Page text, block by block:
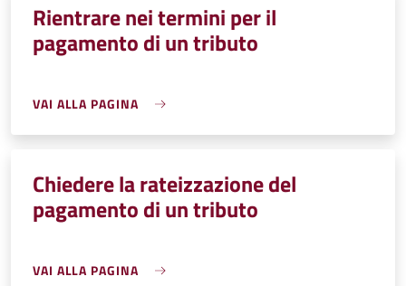
Rientrare nei termini per il
pagamento di un tributo
VAI ALLA PAGINA
Chiedere la rateizzazione del
pagamento di un tributo
VAI ALLA PAGINA